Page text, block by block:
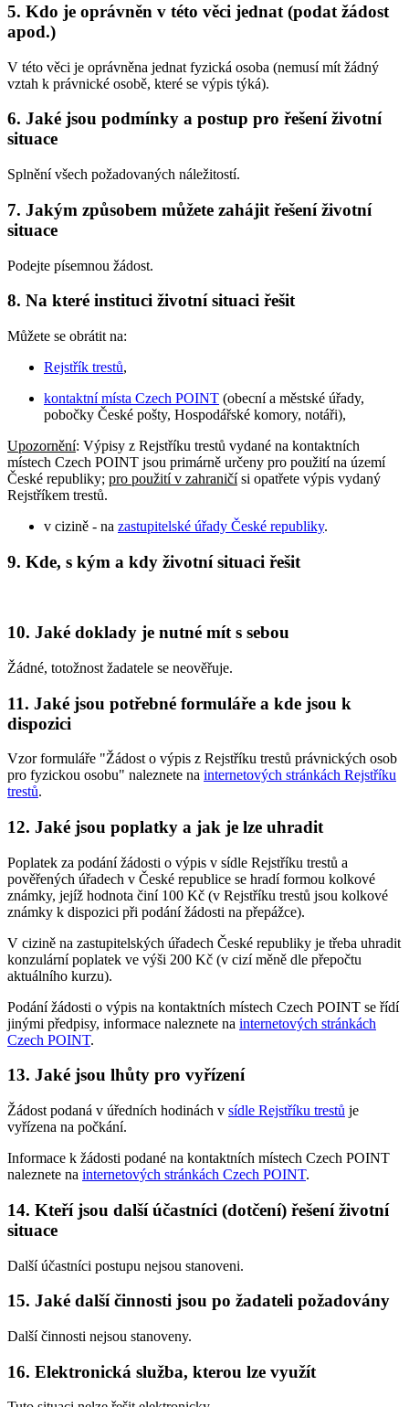
5. Kdo je oprávněn v této věci jednat (podat žádost
apod.)
V této věci je oprávněna jednat fyzická osoba (nemusí mít žádný
vztah k právnické osobě, které se výpis týká).
6. Jaké jsou podmínky a postup pro řešení životní
situace
Splnění všech požadovaných náležitostí.
7. Jakým způsobem můžete zahájit řešení životní
situace
Podejte písemnou žádost.
8. Na které instituci životní situaci řešit
Můžete se obrátit na:
Rejstřík trestů,
kontaktní místa Czech POINT (obecní a městské úřady,
pobočky České pošty, Hospodářské komory, notáři),
Upozornění: Výpisy z Rejstříku trestů vydané na kontaktních
místech Czech POINT jsou primárně určeny pro použití na území
České republiky; pro použití v zahraničísi opatřete výpis vydaný
Rejstříkem trestů.
v cizině - na zastupitelské úřady České republiky.
9. Kde, s kým a kdy životní situaci řešit
10. Jaké doklady je nutné mít s sebou
Žádné, totožnost žadatele se neověřuje.
11. Jaké jsou potřebné formuláře a kde jsou k
dispozici
Vzor formuláře "Žádost o výpis z Rejstříku trestů právnických osob
pro fyzickou osobu" naleznete na internetových stránkách Rejstříku
trestů.
12. Jaké jsou poplatky a jak je lze uhradit
Poplatek za podání žádosti o výpis v sídle Rejstříku trestů a
pověřených úřadech v České republice se hradí formou kolkové
známky, jejíž hodnota činí 100 Kč (v Rejstříku trestů jsou kolkové
známky k dispozici při podání žádosti na přepážce).
V cizině na zastupitelských úřadech České republiky je třeba uhradit
konzulární poplatek ve výši 200 Kč (v cizí měně dle přepočtu
aktuálního kurzu).
Podání žádosti o výpis na kontaktních místech Czech POINT se řídí
jinými předpisy, informace naleznete na internetových stránkách
Czech POINT.
13. Jaké jsou lhůty pro vyřízení
Žádost podaná v úředních hodinách v sídle Rejstříku trestů je
vyřízena na počkání.
Informace k žádosti podané na kontaktních místech Czech POINT
naleznete na internetových stránkách Czech POINT.
14. Kteří jsou další účastníci (dotčení) řešení životní
situace
Další účastníci postupu nejsou stanoveni.
15. Jaké další činnosti jsou po žadateli požadovány
Další činnosti nejsou stanoveny.
16. Elektronická služba, kterou lze využít